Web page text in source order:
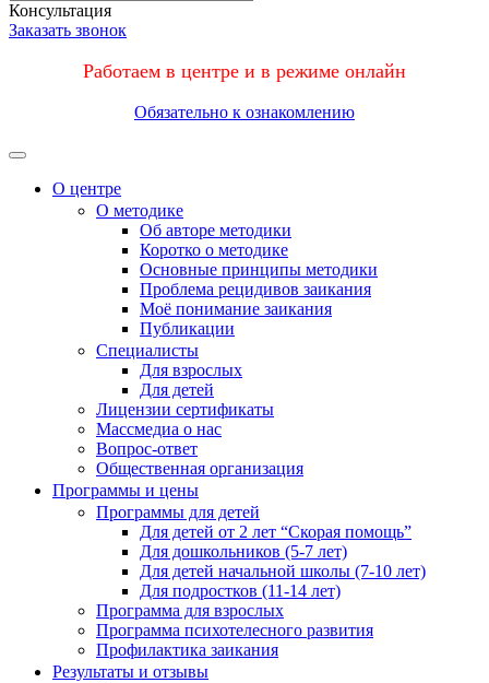
Консультация
Заказать звонок
Работаем в центре и в режиме онлайн
Обязательно к ознакомлению
Меню
О центре
О методике
Об авторе методики
Коротко о методике
Основные принципы методики
Проблема рецидивов заикания
Моё понимание заикания
Публикации
Специалисты
Для взрослых
Для детей
Лицензии сертификаты
Массмедиа о нас
Вопрос-ответ
Общественная организация
Программы и цены
Программы для детей
Для детей от 2 лет “Скорая помощь”
Для дошкольников (5-7 лет)
Для детей начальной школы (7-10 лет)
Для подростков (11-14 лет)
Программа для взрослых
Программа психотелесного развития
Профилактика заикания
Результаты и отзывы